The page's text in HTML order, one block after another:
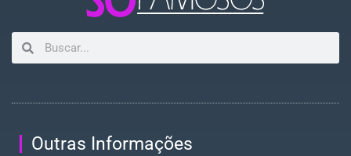
Outras Informações